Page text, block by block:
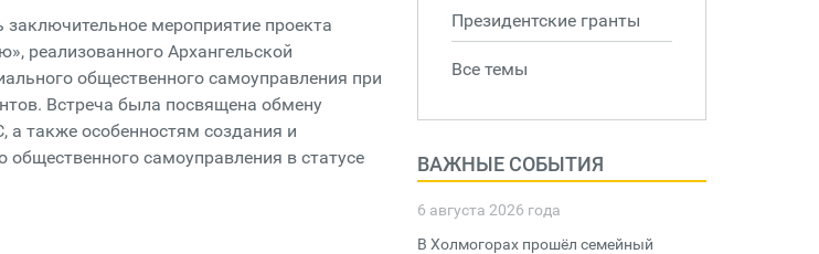
мероприятие проекта
реализованного Архангельской
общественного самоуправления при
Встреча была посвящена обмену
также особенностям создания и
самоуправления в статусе
Президентские гранты
Все темы
ВАЖНЫЕ СОБЫТИЯ
6 августа 2026 года
В Холмогорах прошёл семейный